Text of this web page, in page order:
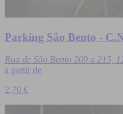
Parking São Bento -
Rua de São Bento 209 a 215,
a partir de
2,70 €